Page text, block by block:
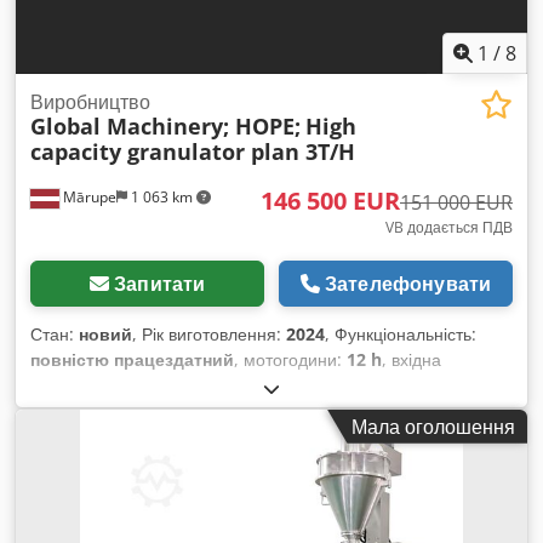
1 /8
Mārupe 1 063 km
Виробництво
Global Machinery; HOPE; High
capacity granulator plan 3T/H
146 500 EUR151 000 EUR
VB додається ПДВ
Запитати Зателефонувати
Стан: новий, Рік виготовлення: 2024, Функціональність:
повністю працездатний, мотогодини: 12 h, вхідна
, вхідний струм:200 A
трифазний, Обладнання:Маркування CE, 1. Стіл для
подачі матеріалу з рухомим ланцюговим механізмом.
Регульована висота: мінімум 0,8 м, максимум 1,4 м,
електропривід. 3 кВт, довжина 4 м. 2. Велика роторна
подрібнювальна машина з подвійними лезами, діаметр 1,8
м, глибина 1,9 м, 380В, 30 кВт. 3. Точка підключення з
Мала оголошення